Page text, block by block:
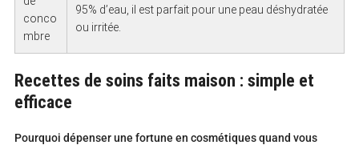
conco
mbre
95% d’eau, il est parfait pour une peau déshydratée
ou irritée.
Recettes de soins faits maison : simple et
efficace
Pourquoi dépenser une fortune en cosmétiques quand vous